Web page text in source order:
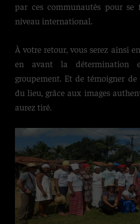
par ces communautés pour se
niveau international.
À votre retour, vous serez ainsi
en avant la détermination
groupement. Et de témoigner
du lieu, grâce aux images
aurez tiré.